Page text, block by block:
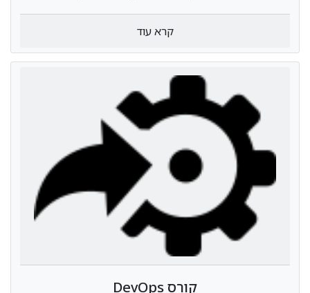
בשנים האחרונות, חברות הייטק וטכנולוגיה רבות
עוסקות בפיתוח תוכנה או פיתוח מוצרים טכנולוגיים
שיבדקו את המוצר שלהם מתחילתו עד לשלמותו. ולכן
לאיכות והשימוש התקין של פיתוח המוצר הסופי של כל
חברה.
קרא עוד
קורס DevOps